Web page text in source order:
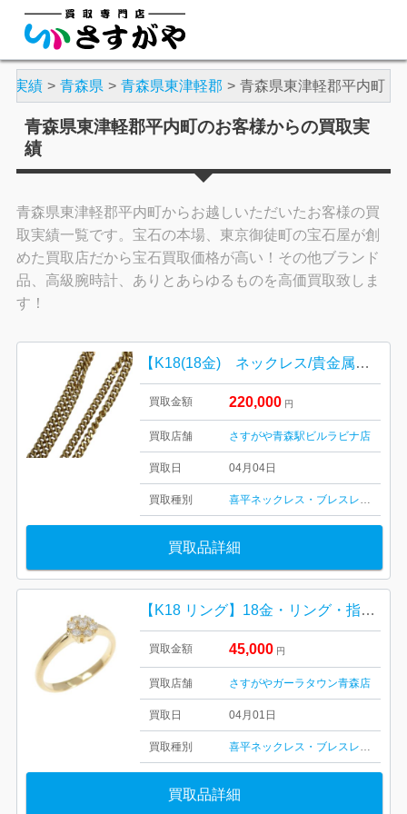
実績 青森県 青森県東津軽郡 青森県東津軽郡平内町
青森県東津軽郡平内町のお客様からの買取実
績
青森県東津軽郡平内町からお越しいただいたお客様の買
取実績一覧です。宝石の本場、東京御徒町の宝石屋が創
めた買取店だから宝石買取価格が高い！その他ブランド
品、高級腕時計、ありとあらゆるものを高価買取致しま
す！
【K18(18金) ネックレス/貴金属・ネックレス・リング・アクセサリー・メンズ・レディース】
買取金額 220,000 円
買取店舗 さすがや青森駅ビルラビナ店
買取日 04月04日
買取種別 喜平ネックレス・ブレスレット
買取品詳細
【K18 リング】18金・リング・指輪・貴金属・アクセサリー・ジュエリー
買取金額 45,000 円
買取店舗 さすがやガーラタウン青森店
買取日 04月01日
買取種別 喜平ネックレス・ブレスレット
買取品詳細